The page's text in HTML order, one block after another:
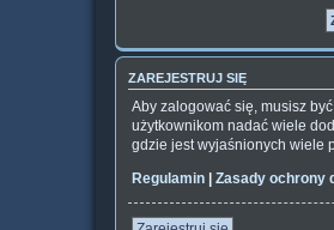
ZAREJESTRUJ SIĘ
Aby zalogować się, musisz
użytkownikom nadać wiele
gdzie jest wyjaśnionych wiele
Regulamin | Zasady ochrony